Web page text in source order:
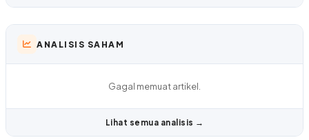
ANALISIS SAHAM
Gagal memuat artikel.
Lihat semua analisis →